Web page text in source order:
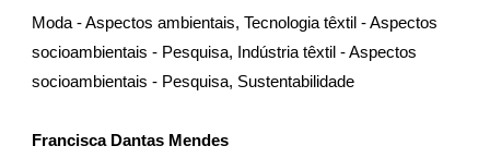
Moda - Aspectos ambientais, Tecnologia têxtil - Aspectos
socioambientais - Pesquisa, Indústria têxtil - Aspectos
socioambientais - Pesquisa, Sustentabilidade
Francisca Dantas Mendes